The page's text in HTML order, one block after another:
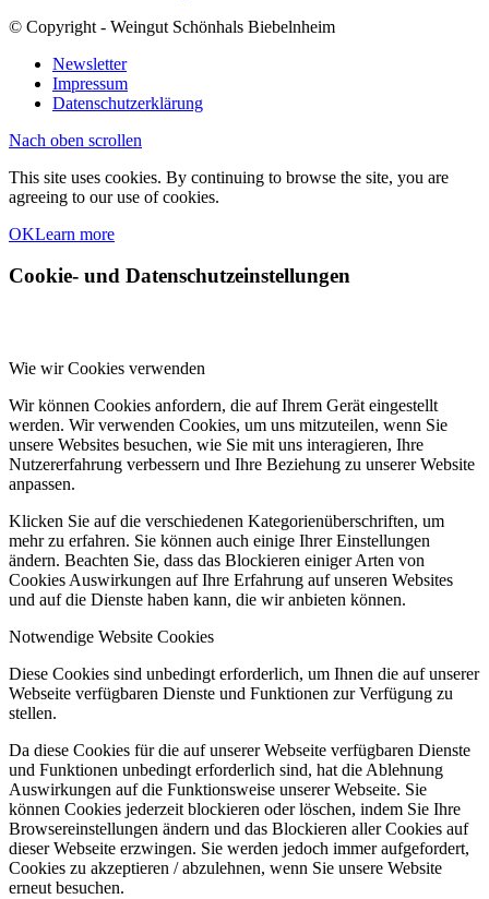
© Copyright - Weingut Schönhals Biebelnheim
Newsletter
Impressum
Datenschutzerklärung
Nach oben scrollen
This site uses cookies. By continuing to browse the site, you are
agreeing to our use of cookies.
OKLearn more
Cookie- und Datenschutzeinstellungen
Wie wir Cookies verwenden
Wir können Cookies anfordern, die auf Ihrem Gerät eingestellt
werden. Wir verwenden Cookies, um uns mitzuteilen, wenn Sie
unsere Websites besuchen, wie Sie mit uns interagieren, Ihre
Nutzererfahrung verbessern und Ihre Beziehung zu unserer Website
anpassen.
Klicken Sie auf die verschiedenen Kategorienüberschriften, um
mehr zu erfahren. Sie können auch einige Ihrer Einstellungen
ändern. Beachten Sie, dass das Blockieren einiger Arten von
Cookies Auswirkungen auf Ihre Erfahrung auf unseren Websites
und auf die Dienste haben kann, die wir anbieten können.
Notwendige Website Cookies
Diese Cookies sind unbedingt erforderlich, um Ihnen die auf unserer
Webseite verfügbaren Dienste und Funktionen zur Verfügung zu
stellen.
Da diese Cookies für die auf unserer Webseite verfügbaren Dienste
und Funktionen unbedingt erforderlich sind, hat die Ablehnung
Auswirkungen auf die Funktionsweise unserer Webseite. Sie
können Cookies jederzeit blockieren oder löschen, indem Sie Ihre
Browsereinstellungen ändern und das Blockieren aller Cookies auf
dieser Webseite erzwingen. Sie werden jedoch immer aufgefordert,
Cookies zu akzeptieren / abzulehnen, wenn Sie unsere Website
erneut besuchen.